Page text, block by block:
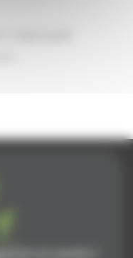
un sourire !